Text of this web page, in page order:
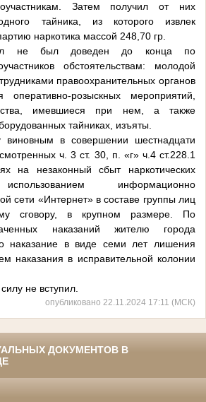
Затем получил от них
тайника, из которого извлек
наркотика массой 248,70 гр.
не был доведен до конца по
обстоятельствам: молодой
правоохранительных органов
розыскных мероприятий,
имевшиеся при нем, а также
тайниках, изъяты.
в совершении шестнадцати
ч. 3 ст. 30, п. «г» ч.4 ст.228.1
на незаконный сбыт наркотических
информационно
сети «Интернет» в составе группы лиц
сговору, в крупном размере. По
наказаний жителю города
наказание в виде семи лет лишения
наказания в исправительной колонии
не вступил.
опубликовано 22.11.2024 17:11 (МСК)
ДОКУМЕНТОВ В